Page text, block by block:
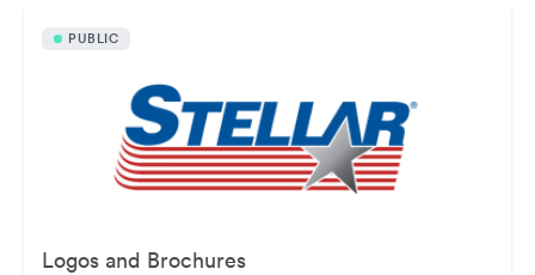
PUBLIC
Logos and Brochures